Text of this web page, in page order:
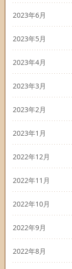
2023年6月
2023年5月
2023年4月
2023年3月
2023年2月
2023年1月
2022年12月
2022年11月
2022年10月
2022年9月
2022年8月